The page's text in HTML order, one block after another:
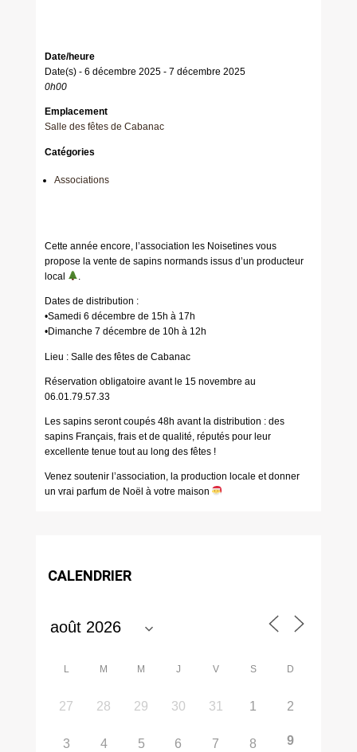
Date/heure
Date(s) - 6 décembre 2025 - 7 décembre 2025
0h00
Emplacement
Salle des fêtes de Cabanac
Catégories
Associations
Cette année encore, l’association les Noisetines vous
propose la vente de sapins normands issus d’un producteur
local
.
Dates de distribution :
•Samedi 6 décembre de 15h à 17h
•Dimanche 7 décembre de 10h à 12h
Lieu : Salle des fêtes de Cabanac
Réservation obligatoire avant le 15 novembre au
06.01.79.57.33
Les sapins seront coupés 48h avant la distribution : des
sapins Français, frais et de qualité, réputés pour leur
excellente tenue tout au long des fêtes !
Venez soutenir l’association, la production locale et donner
un vrai parfum de Noël à votre maison
CALENDRIER
L M M J V S D
27 28 29 30 31 1 2
3 4 5 6 7 8 9